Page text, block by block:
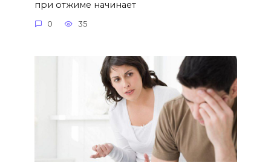
при отжиме начинает
0 35